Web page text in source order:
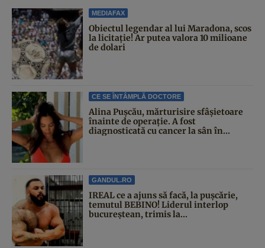
MEDIAFAX
Obiectul legendar al lui Maradona, scos
la licitație! Ar putea valora 10 milioane
de dolari
CE SE ÎNTÂMPLĂ DOCTORE
Alina Pușcău, mărturisire sfâșietoare
înainte de operație. A fost
diagnosticată cu cancer la sân în...
GANDUL.RO
IREAL ce a ajuns să facă, la pușcărie,
temutul BEBINO! Liderul interlop
bucureștean, trimis la...